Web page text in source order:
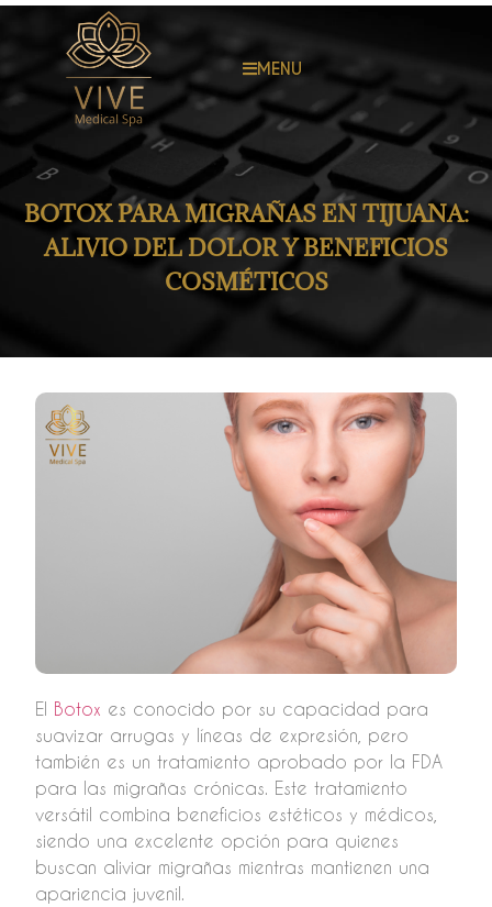
MENU
BOTOX PARA MIGRAÑAS EN TIJUANA:
ALIVIO DEL DOLOR Y BENEFICIOS
COSMÉTICOS
El Botox es conocido por su capacidad para
suavizar arrugas y líneas de expresión, pero
también es un tratamiento aprobado por la FDA
para las migrañas crónicas. Este tratamiento
versátil combina beneficios estéticos y médicos,
siendo una excelente opción para quienes
buscan aliviar migrañas mientras mantienen una
apariencia juvenil.